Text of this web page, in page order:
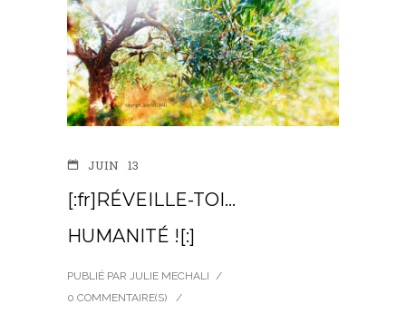
JUIN 13
[:fr]RÉVEILLE-TOI…
HUMANITÉ ![:]
PUBLIÉ PAR JULIE MECHALI /
0 COMMENTAIRE(S)
/